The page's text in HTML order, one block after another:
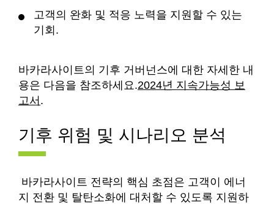
고객의 완화 및 적응 노력을 지원할 수 있는
기회.
바카라사이트의 기후 거버넌스에 대한 자세한 내
용은 다음을 참조하세요.2024년 지속가능성 보
고서 .
기후 위험 및 시나리오 분석
바카라사이트 전략의 핵심 초점은 고객이 에너
지 전환 및 탈탄소화에 대처할 수 있도록 지원하